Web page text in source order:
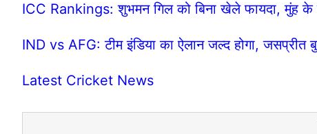
ICC Rankings: शुभमन गिल को बिना खेले फायदा, मुंह के
IND vs AFG: टीम इंडिया का ऐलान जल्द होगा, जसप्रीत
Latest Cricket News